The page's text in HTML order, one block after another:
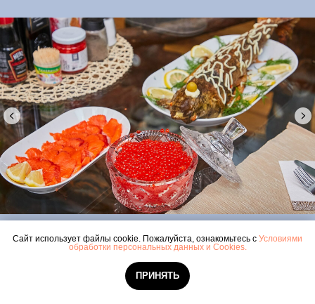
Сайт использует файлы cookie. Пожалуйста, ознакомьтесь с Условиями
обработки персональных данных и Cookies.
ПРИНЯТЬ